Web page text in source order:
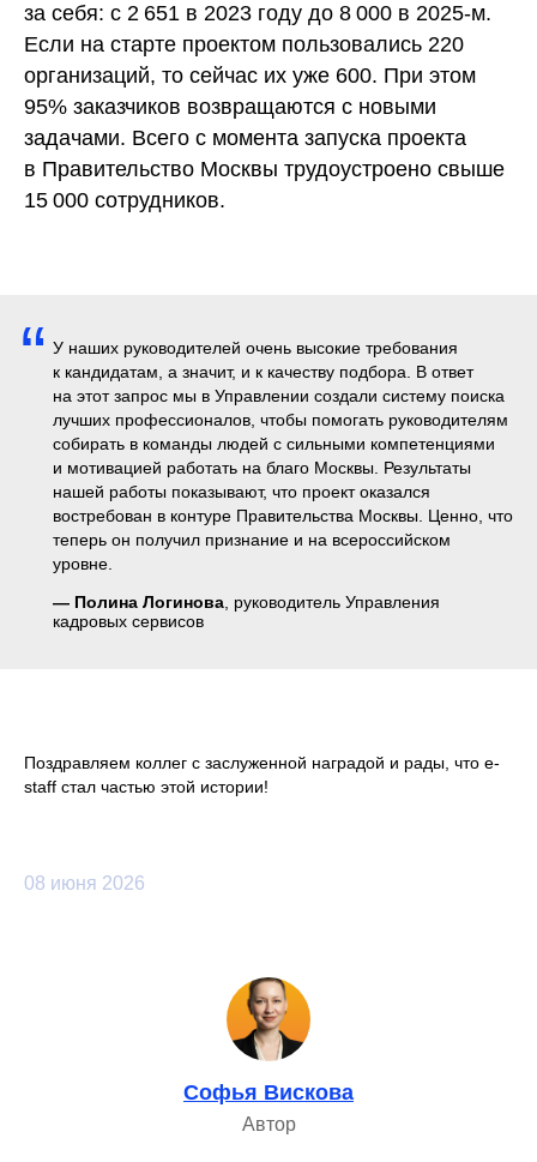
за себя: с 2 651 в 2023 году до 8 000 в 2025-м.
Если на старте проектом пользовались 220
организаций, то сейчас их уже 600. При этом
95% заказчиков возвращаются с новыми
задачами. Всего с момента запуска проекта
в Правительство Москвы трудоустроено свыше
15 000 сотрудников.
“ У наших руководителей очень высокие требования
к кандидатам, а значит, и к качеству подбора. В ответ
на этот запрос мы в Управлении создали систему поиска
лучших профессионалов, чтобы помогать руководителям
собирать в команды людей с сильными компетенциями
и мотивацией работать на благо Москвы. Результаты
нашей работы показывают, что проект оказался
востребован в контуре Правительства Москвы. Ценно, что
теперь он получил признание и на всероссийском
уровне.
— Полина Логинова, руководитель Управления
кадровых сервисов
Поздравляем коллег с заслуженной наградой и рады, что e-
staff стал частью этой истории!
08 июня 2026
Софья Вискова
Автор
Автоматизировать
этот процесс
Массовый подбор